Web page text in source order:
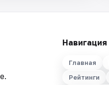
Навигация
Главная
Рейтинги